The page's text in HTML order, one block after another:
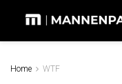
Home WTF